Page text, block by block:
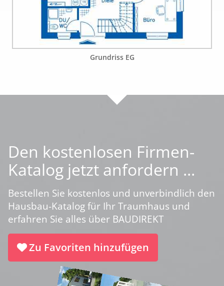
Grundriss EG
Den kostenlosen Firmen-
Katalog jetzt anfordern ...
Bestellen Sie kostenlos und unverbindlich den
Hausbau-Katalog für Ihr Traumhaus und
erfahren Sie alles über BAUDIREKT
Zu Favoriten hinzufügen